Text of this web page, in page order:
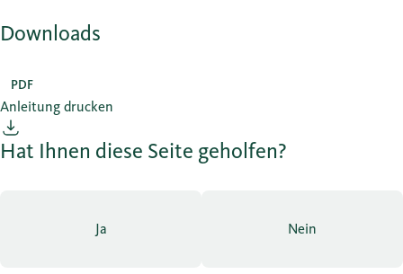
Downloads
PDF
Anleitung drucken
Hat Ihnen diese Seite geholfen?
Ja Nein